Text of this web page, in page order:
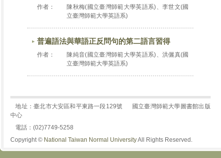
作者：
陳秋梅(國立臺灣師範大學英語系)、李世文(國
立臺灣師範大學英語系)
普遍語法與華語正反問句的第二語言習得
作者：
陳純音(國立臺灣師範大學英語系)、洪儷真(國
立臺灣師範大學英語系)
地址：臺北市大安區和平東路一段129號
國立臺灣師範大學圖書館出版
中心
電話：(02)7749-5258
Copyright © National Taiwan Normal UniversityAll Rights Reserved.